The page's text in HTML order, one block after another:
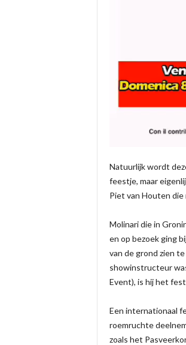
Natuurlijk wordt
feestje, maar
Piet van Houten
Molinari die in
en op bezoek ging
van de grond zien
showinstructeur
Event), is hij het
Een internationaal
roemruchte
zoals het